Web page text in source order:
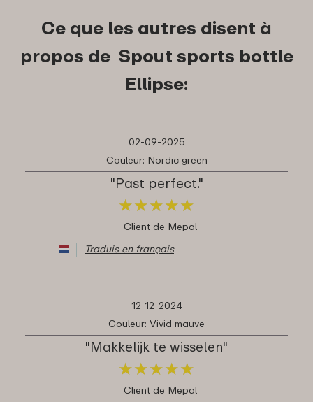
Ce que les autres disent à
propos de Spout sports bottle
Ellipse:
02-09-2025
Couleur: Nordic green
"Past perfect."
★★★★★
★★★★★
Client de Mepal
Traduis en français
12-12-2024
Couleur: Vivid mauve
"Makkelijk te wisselen"
★★★★★
★★★★★
Client de Mepal